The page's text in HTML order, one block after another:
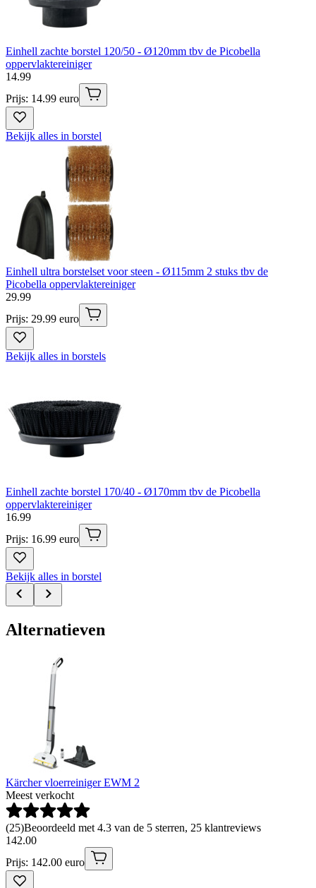
Einhell zachte borstel 120/50 - Ø120mm tbv de Picobella
oppervlaktereiniger
14.99
Prijs: 14.99 euro
Bekijk alles in borstel
Einhell ultra borstelset voor steen - Ø115mm 2 stuks tbv de
Picobella oppervlaktereiniger
29.99
Prijs: 29.99 euro
Bekijk alles in borstels
Einhell zachte borstel 170/40 - Ø170mm tbv de Picobella
oppervlaktereiniger
16.99
Prijs: 16.99 euro
Bekijk alles in borstel
Alternatieven
Kärcher vloerreiniger EWM 2
Meest verkocht
(25)Beoordeeld met 4.3 van de 5 sterren, 25 klantreviews
142.00
Prijs: 142.00 euro